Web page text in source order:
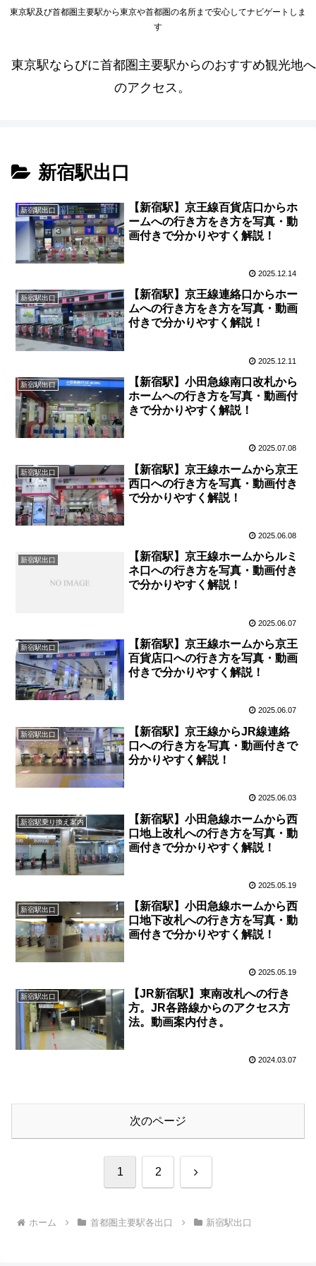
東京駅及び首都圏主要駅から東京や首都圏の名所まで安心してナビゲートしま
す
東京駅ならびに首都圏主要駅からのおすすめ観光地へ
のアクセス。
新宿駅出口
新宿駅出口
【新宿駅】京王線百貨店口からホ
ームへの行き方をき方を写真・動
画付きで分かりやすく解説！
2025.12.14
新宿駅出口
【新宿駅】京王線連絡口からホー
ムへの行き方をき方を写真・動画
付きで分かりやすく解説！
2025.12.11
新宿駅出口
【新宿駅】小田急線南口改札から
ホームへの行き方を写真・動画付
きで分かりやすく解説！
2025.07.08
新宿駅出口
【新宿駅】京王線ホームから京王
西口への行き方を写真・動画付き
で分かりやすく解説！
2025.06.08
新宿駅出口
【新宿駅】京王線ホームからルミ
ネ口への行き方を写真・動画付き
で分かりやすく解説！
2025.06.07
新宿駅出口
【新宿駅】京王線ホームから京王
百貨店口への行き方を写真・動画
付きで分かりやすく解説！
2025.06.07
新宿駅出口
【新宿駅】京王線からJR線連絡
口への行き方を写真・動画付きで
分かりやすく解説！
2025.06.03
新宿駅乗り換え案内
【新宿駅】小田急線ホームから西
口地上改札への行き方を写真・動
画付きで分かりやすく解説！
2025.05.19
新宿駅出口
【新宿駅】小田急線ホームから西
口地下改札への行き方を写真・動
画付きで分かりやすく解説！
2025.05.19
新宿駅出口
【JR新宿駅】東南改札への行き
方。JR各路線からのアクセス方
法。動画案内付き。
2024.03.07
次のページ
1 2 次
ホーム 首都圏主要駅各出口 新宿駅出口